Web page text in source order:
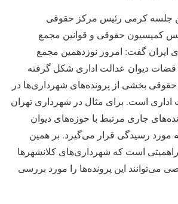
جلسه کرمی رئیس مرکز حقوقی
کمیسیون حقوقی و قوانین مجمع
ایران گفت:‌ امروز نوزدهمین مجمع
قضات دیوان عدالت اداری شکل گرفته
بخشی از پرونده‌های شهرداری‌ها در
اداری است. برای مثال در شهرداری تهران
پرونده‌های جاری مرتبط با حوزه‌های دیوان
مورد رسیدگی قرار می‌گیرد. بر همین
است که شهرداری‌های کلانشهرها
می‌توانند این پرونده‌ها را مورد بررسی